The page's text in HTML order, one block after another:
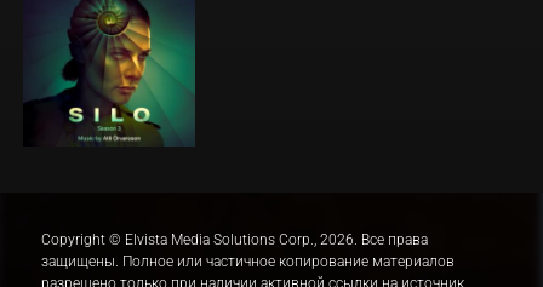
Copyright © Elvista Media Solutions Corp., 2026. Все права
защищены. Полное или частичное копирование материалов
разрешено только при наличии активной ссылки на источник.